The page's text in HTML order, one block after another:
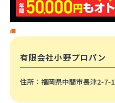
有限会社小野プロパン
住所 ：福岡県中間市長津2-7-1